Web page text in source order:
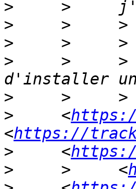
>
>
>
>
>     >
>
     >     >
>
     <
<https://
>
     <
>
     >     <